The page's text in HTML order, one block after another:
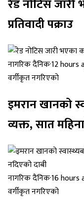
रेड नोटिस जारी
प्रतिवादी पक्राउ
नागरिक दैनिक·12 hours
वर्गीकृत नगरिएको
इमरान खानको
व्यक्त, सात
नागरिक दैनिक·16 hours
वर्गीकृत नगरिएको